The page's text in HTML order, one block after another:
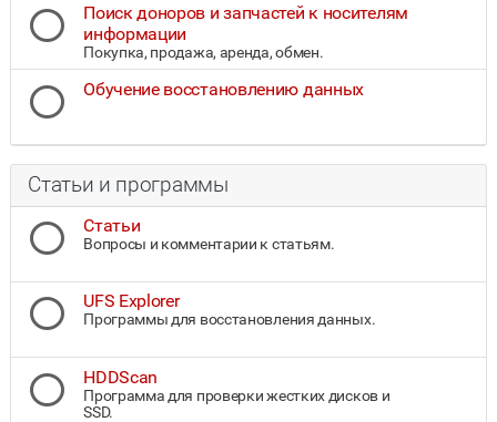
Поиск доноров и запчастей к носителям
информации
Покупка, продажа, аренда, обмен.
Обучение восстановлению данных
Статьи и программы
Статьи
Вопросы и комментарии к статьям.
UFS Explorer
Программы для восстановления данных.
HDDScan
Программа для проверки жестких дисков и
SSD.